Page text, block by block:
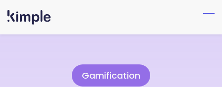
Skip
to
main
Gamification